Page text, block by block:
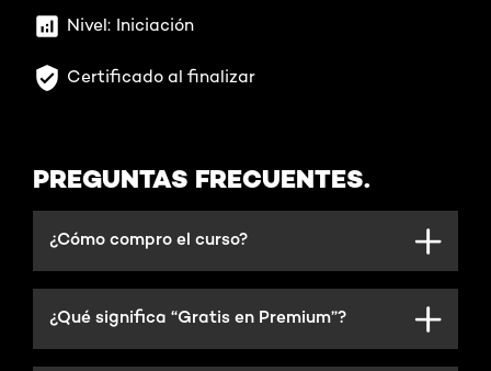
Nivel: Iniciación
Certificado al finalizar
PREGUNTAS FRECUENTES.
¿Cómo compro el curso?
¿Qué significa “Gratis en Premium”?